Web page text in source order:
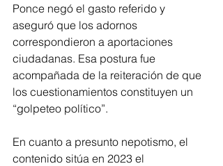
Ponce negó el gasto referido y
aseguró que los adornos
correspondieron a aportaciones
ciudadanas. Esa postura fue
acompañada de la reiteración de que
los cuestionamientos constituyen un
“golpeteo político”.
En cuanto a presunto nepotismo, el
contenido sitúa en 2023 el